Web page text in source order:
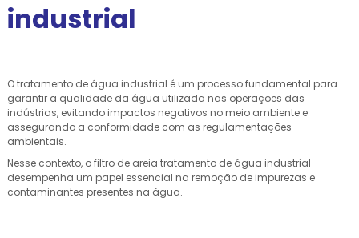
industrial
O tratamento de água industrial é um processo fundamental para
garantir a qualidade da água utilizada nas operações das
indústrias, evitando impactos negativos no meio ambiente e
assegurando a conformidade com as regulamentações
ambientais.
Nesse contexto, o filtro de areia tratamento de água industrial
desempenha um papel essencial na remoção de impurezas e
contaminantes presentes na água.